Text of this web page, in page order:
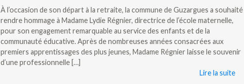
À l’occasion de son départ à la retraite, la commune de Guzargues a souhaité
rendre hommage à Madame Lydie Régnier, directrice de l’école maternelle,
pour son engagement remarquable au service des enfants et de la
communauté éducative. Après de nombreuses années consacrées aux
premiers apprentissages des plus jeunes, Madame Régnier laisse le souvenir
d’une professionnelle […]
Lire la suite